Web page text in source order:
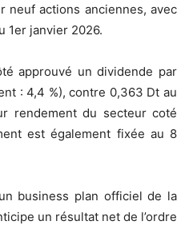
neuf actions anciennes, avec
1er janvier 2026.
approuvé un dividende par
: 4,4 %), contre 0,363 Dt au
rendement du secteur coté
est également fixée au 8
business plan officiel de la
un résultat net de l’ordre